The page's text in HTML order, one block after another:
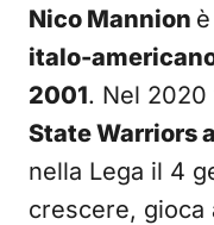
Nico Mannion
italo-
2001. Nel 2020
State Warriors
nella Lega il 4
crescere, gioca